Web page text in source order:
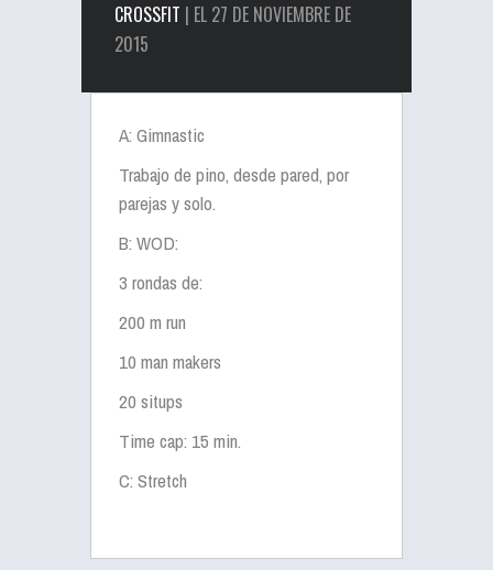
CROSSFIT | EL 27 DE NOVIEMBRE DE
2015
A: Gimnastic
Trabajo de pino, desde pared, por
parejas y solo.
B: WOD:
3 rondas de:
200 m run
10 man makers
20 situps
Time cap: 15 min.
C: Stretch